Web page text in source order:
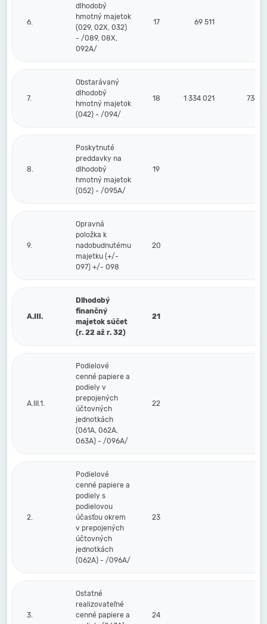
6.
dlhodobý
hmotný majetok
(029, 02X, 032)
- /089, 08X,
092A/
17 69 511
7.
Obstarávaný
dlhodobý
hmotný majetok
(042) - /094/
18 1 334 021 734
8.
Poskytnuté
preddavky na
dlhodobý
hmotný majetok
(052) - /095A/
19
9.
Opravná
položka k
nadobudnutému
majetku (+/-
097) +/- 098
20
A.III.
Dlhodobý
finančný
majetok súčet
(r. 22 až r. 32)
21
A.III.1.
Podielové
cenné papiere a
podiely v
prepojených
účtovných
jednotkách
(061A, 062A,
063A) - /096A/
22
2.
Podielové
cenné papiere a
podiely s
podielovou
účasťou okrem
v prepojených
účtovných
jednotkách
(062A) - /096A/
23
3.
Ostatné
realizovateľné
cenné papiere a
24